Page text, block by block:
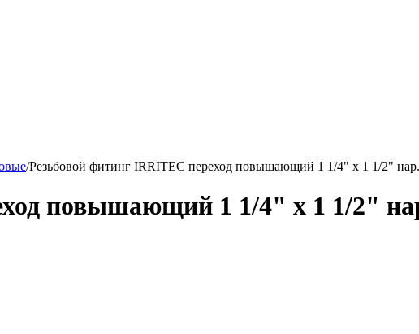
/Резьбовой фитинг IRRITEC переход повышающий 1 1/4" х 1 1/2" нар.
повышающий 1 1/4" х 1 1/2"